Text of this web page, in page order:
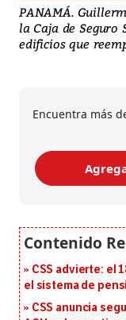
PANAMÁ.
la Caja de Seguro
edificios que
Encuentra más
CSS advierte: el
el sistema de
CSS anuncia